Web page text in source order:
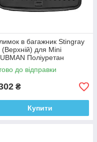
в багажник Stingray
(Верхній) для Mini
Поліуретан
до відправки
₴
Купити